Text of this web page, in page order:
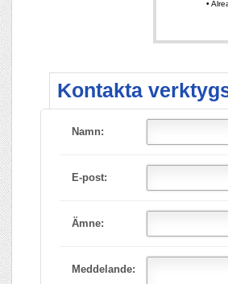
Kontakta
Namn:
E-post:
Ämne:
Meddelande: